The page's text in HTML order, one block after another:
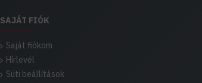
SAJÁT FIÓK
Saját fiókom
Hírlevél
Süti beállítások